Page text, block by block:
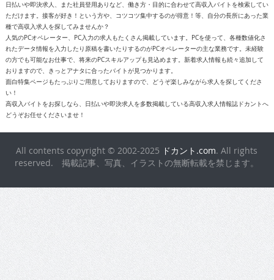
日払いや即決求人、また社員登用ありなど、働き方・目的に合わせて高収入バイトを検索してい
ただけます。接客が好き！という方や、コツコツ集中するのが得意！等、自分の長所にあった業
種で高収入求人を探してみませんか？
人気のPCオペレーター、PC入力の求人もたくさん掲載しています。PCを使って、各種数値化さ
れたデータ情報を入力したり原稿を書いたりするのがPCオペレーターの主な業務です。未経験
の方でも可能なお仕事で、将来のPCスキルアップも見込めます。新着求人情報も続々追加して
おりますので、きっとアナタに合ったバイトが見つかります。
面白特集ページもたっぷりご用意しておりますので、どうぞ楽しみながら求人を探してくださ
い！
高収入バイトをお探しなら、日払いや即決求人を多数掲載している高収入求人情報誌ドカントへ
どうぞお任せくださいませ！
All contents copyright © 2002-2025 ドカント.com. All rights
reserved. 掲載記事、写真、イラストの無断転載を禁じます。